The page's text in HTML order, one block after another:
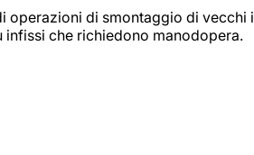
operazioni di smontaggio di
infissi che richiedono manodopera.